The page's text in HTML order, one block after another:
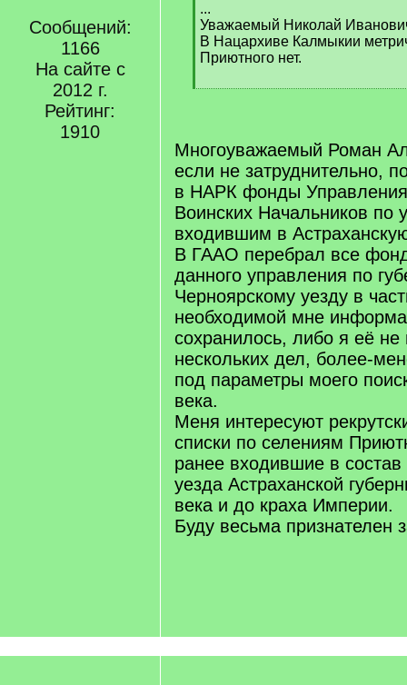
Сообщений:
1166
На сайте с
2012 г.
Рейтинг:
1910
]
...
Уважаемый Николай
В Нацархиве Калмыкии
Приютного нет.
[
Многоуважаемый Роман
если не затруднительно,
в НАРК фонды
Воинских Начальников по
входившим в
В ГААО перебрал все
данного управления по
Черноярскому уезду в
необходимой мне
сохранилось, либо я её
нескольких дел, более-
под параметры моего
века.
Меня интересуют
списки по селениям
ранее входившие в состав
уезда Астраханской
века и до краха Империи.
Буду весьма признателен